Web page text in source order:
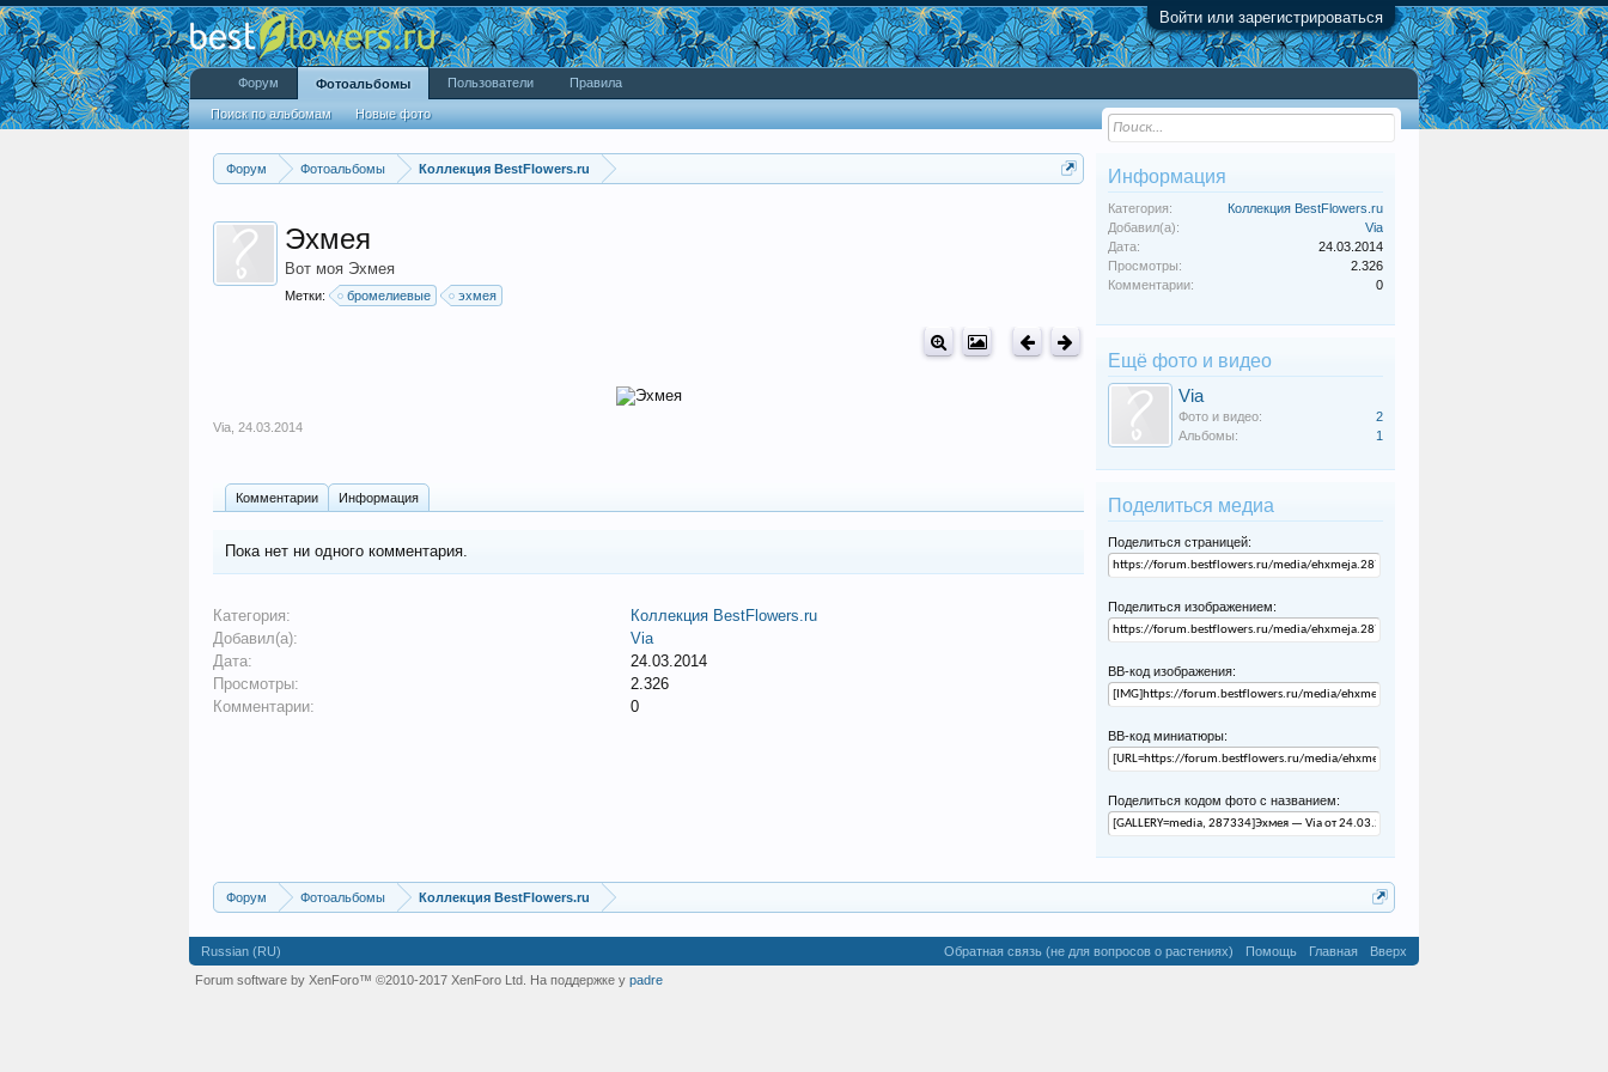
Войти или зарегистрироваться
Форум Фотоальбомы Коллекция BestFlowers.ru
Эхмея
Вот моя Эхмея
Метки: бромелиевые эхмея
Via 24.03.2014
Комментарии Информация
Пока нет ни одного комментария.
Категория:
Коллекция BestFlowers.ru
Добавил(а):
Via
Дата:
24.03.2014
Просмотры:
2.326
Комментарии:
0
Информация
Категория:
Коллекция BestFlowers.ru
Добавил(а):
Via
Дата:
24.03.2014
Просмотры:
2.326
Комментарии:
0
Ещё фото и видео
Via
Фото и видео:
2
Альбомы:
1
Поделиться медиа
Поделиться страницей:
Поделиться изображением:
BB-код изображения:
BB-код миниатюры:
Поделиться кодом фото с названием:
Форум Фотоальбомы Коллекция BestFlowers.ru
Форум Фотоальбомы
Поиск по альбомам Новые фото
Пользователи Правила
Russian (RU) Обратная связь (не для вопросов о растениях) Помощь Главная
Вверх
Forum software by XenForo™ ©2010-2017 XenForo Ltd. На поддержке у padre